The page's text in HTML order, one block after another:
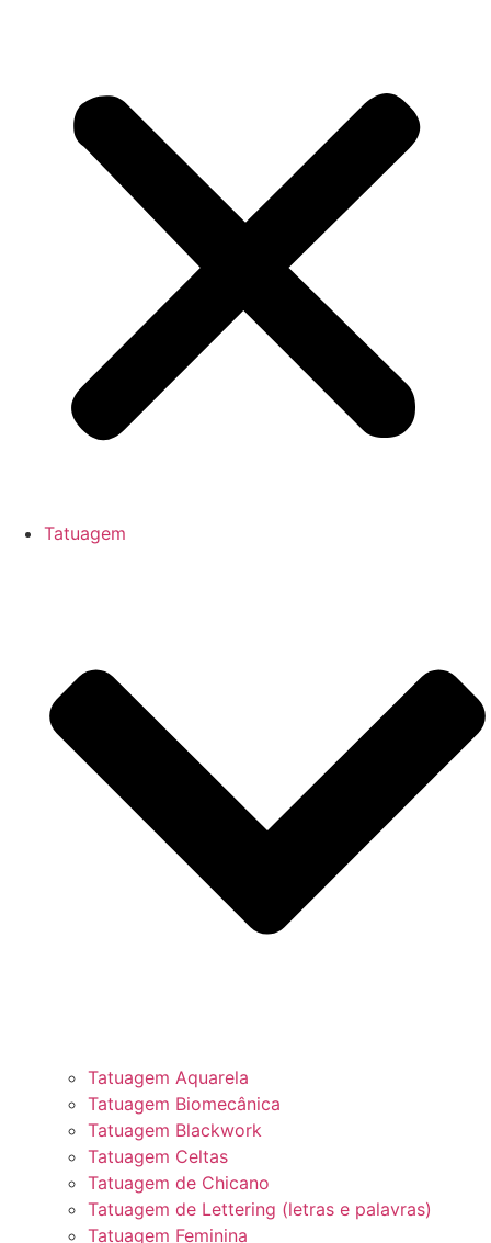
Tatuagem
Tatuagem Aquarela
Tatuagem Biomecânica
Tatuagem Blackwork
Tatuagem Celtas
Tatuagem de Chicano
Tatuagem de Lettering (letras e palavras)
Tatuagem Feminina